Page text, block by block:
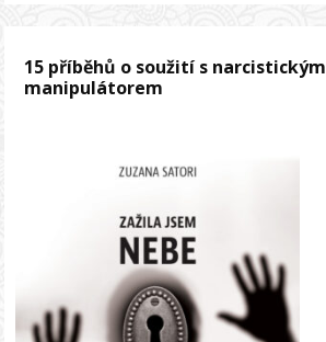
15 příběhů o soužití s narcistickým
manipulátorem